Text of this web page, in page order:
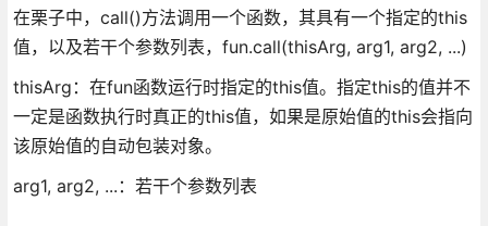
在栗子中，call()方法调用一个函数，其具有一个指定的this
值，以及若干个参数列表，fun.call(thisArg, arg1, arg2, ...)
thisArg：在fun函数运行时指定的this值。指定this的值并不
一定是函数执行时真正的this值，如果是原始值的this会指向
该原始值的自动包装对象。
arg1, arg2, ...：若干个参数列表